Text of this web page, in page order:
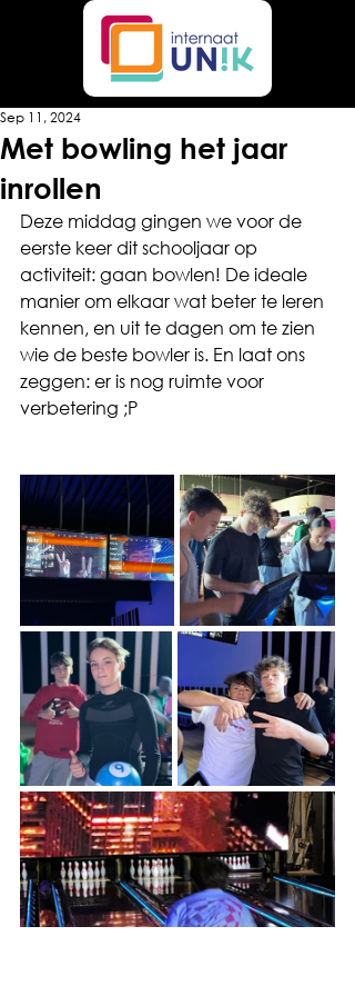
Met bowling het jaar
inrollen
Sep 11, 2024
Deze middag gingen we voor de
eerste keer dit schooljaar op
activiteit: gaan bowlen! De ideale
manier om elkaar wat beter te leren
kennen, en uit te dagen om te zien
wie de beste bowler is. En laat ons
zeggen: er is nog ruimte voor
verbetering ;P